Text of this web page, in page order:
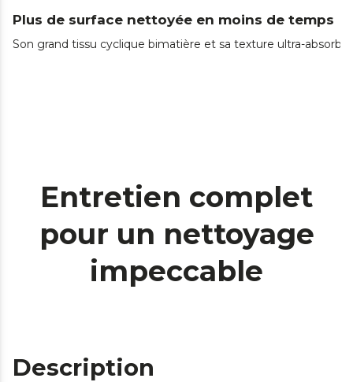
Plus de surface nettoyée en moins de temps
Son grand tissu cyclique bimatière et sa texture ultra-
Entretien complet
pour un nettoyage
impeccable
Description